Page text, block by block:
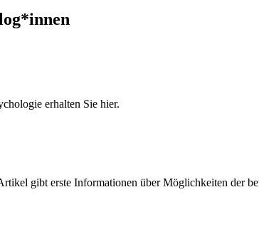
erhalten Sie hier.
gibt erste Informationen über Möglichkeiten der